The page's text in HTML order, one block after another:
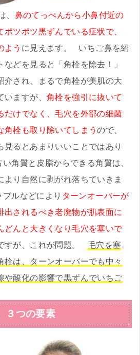
、 鼻のてっぺんから小鼻付近の
ツポツ黒ずんでいる症状で、
よう に見えます。 いちご鼻を紹
どを見ると「角栓を除去！」
介され、まるで角栓が美肌の大
ますが、 角栓を強引に抜いて
だけでなく、毛穴を外部の細菌
角栓も取り除いてしまうので、
見るとあまりいいことではあり
角質と皮脂からできる角質は、
より自然に剥がれ落ちていきま
ルなどにより ターンオーバーが
出されるべき老廃物が肌表面に
どんと大きくなり毛穴を塞いで
すが、これが問題。 毛穴を塞
栓は、ターンオーバーでも中々
や酸化の影響で黒ずんでいちご
３つの要素